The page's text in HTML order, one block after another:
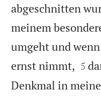
abgeschnitten
meinem
umgeht und
ernst nimmt, 

5
Denkmal in